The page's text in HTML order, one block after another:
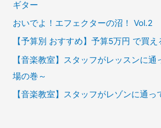
ギター
おいでよ！エフェクターの沼！ Vol.2
【予算別 おすすめ】予算5万円 で買
【音楽教室】スタッフがレッスンに
場の巻～
【音楽教室】スタッフがレゾンに通っ